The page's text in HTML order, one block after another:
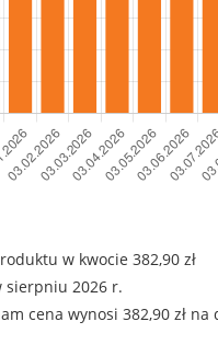
w kwocie 382,90 zł
sierpniu 2026 r.
cena wynosi 382,90 zł na